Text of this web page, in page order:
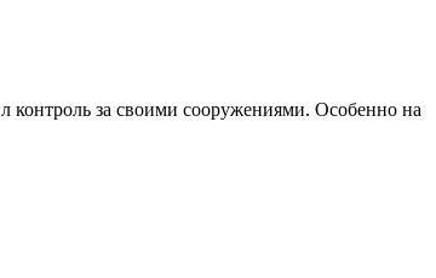
контроль за своими сооружениями. Особенно на